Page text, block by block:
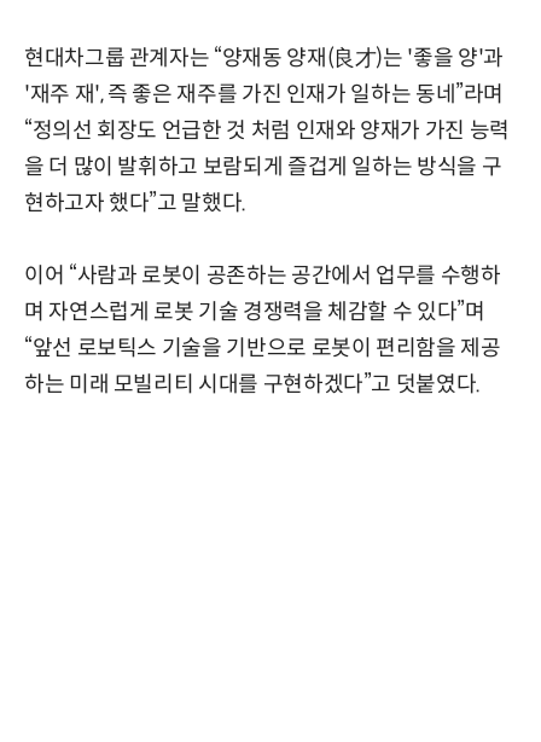
현대차그룹 관계자는 “양재동 양재(良才)는 '좋을 양'과
'재주 재', 즉 좋은 재주를 가진 인재가 일하는 동네”라며
“정의선 회장도 언급한 것 처럼 인재와 양재가 가진 능력
을 더 많이 발휘하고 보람되게 즐겁게 일하는 방식을 구
현하고자 했다”고 말했다.
이어 “사람과 로봇이 공존하는 공간에서 업무를 수행하
며 자연스럽게 로봇 기술 경쟁력을 체감할 수 있다”며
“앞선 로보틱스 기술을 기반으로 로봇이 편리함을 제공
하는 미래 모빌리티 시대를 구현하겠다”고 덧붙였다.